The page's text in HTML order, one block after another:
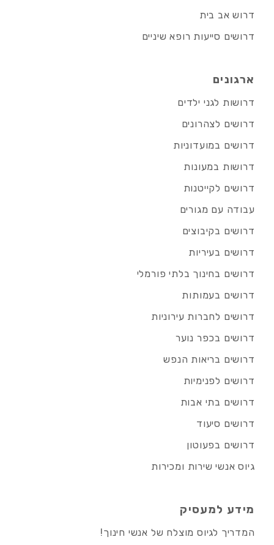
דרוש אב בית
דרושים סייעות רופא שיניים
ארגונים
דרושות לגני ילדים
דרושים לצהרונים
דרושים במועדוניות
דרושות במעונות
דרושים לקייטנות
עבודה עם מגורים
דרושים בקיבוצים
דרושים בעיריות
דרושים בחינוך בלתי פורמלי
דרושים בעמותות
דרושים לחברות עירוניות
דרושים בכפר נוער
דרושים בריאות הנפש
דרושים לפנימיות
דרושים בתי אבות
דרושים סיעוד
דרושים בפעוטון
גיוס אנשי שירות ומכירות
מידע למעסיק
המדריך לגיוס מוצלח של אנשי חינוך!